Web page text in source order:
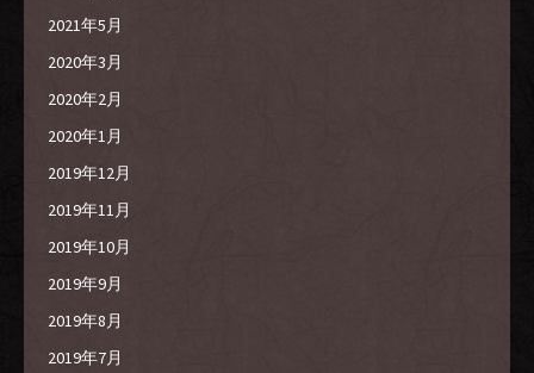
2021年5月
2020年3月
2020年2月
2020年1月
2019年12月
2019年11月
2019年10月
2019年9月
2019年8月
2019年7月